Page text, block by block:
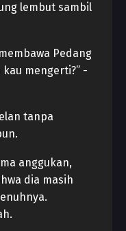
lembut sambil
Pedang
kau mengerti?” -
tanpa
anggukan,
dia masih